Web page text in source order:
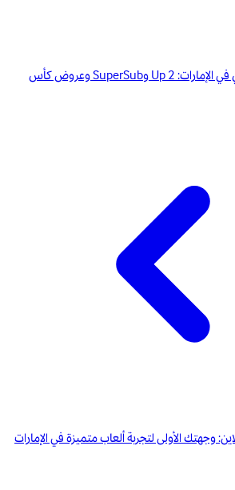
عروض ومزايا بيتواي في الإمارات: 2 Up وSuperSub وعروض كأس